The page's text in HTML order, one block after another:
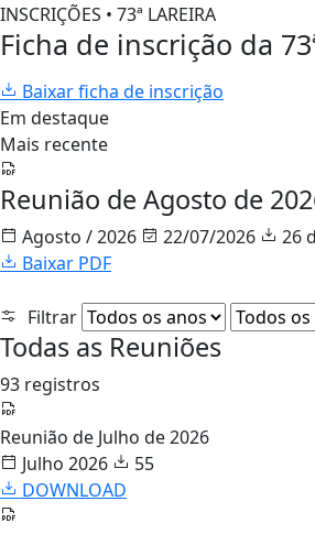
INSCRIÇÕES • 73ª LAREIRA
Ficha de inscrição da
Baixar ficha de inscrição
Em destaque
Mais recente
Reunião de Agosto de
Agosto / 2026 22/07/2026
26
Baixar PDF
Filtrar
Todas as Reuniões
93 registros
Reunião de Julho de 2026
Julho 2026
55
DOWNLOAD